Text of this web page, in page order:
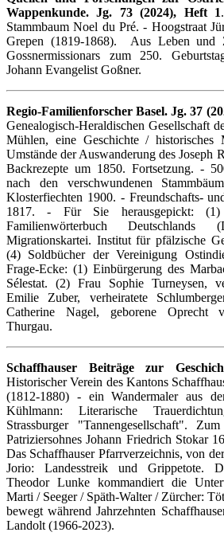
Wappenkunde. Jg. 73 (2024), Heft 1
Stammbaum Noel du Pré. - Hoogstraat
Grepen (1819-1868). Aus Leben und
Gossnermissionars zum 250.
Johann Evangelist Goßner.
Regio-Familienforscher Basel. Jg. 37
Genealogisch-Heraldischen Gesellschaft
Mühlen, eine Geschichte /
Umstände der Auswanderung des
Backrezepte um 1850. Fortsetzung. -
nach den verschwundenen
Klosterfiechten 1900. - Freundschafts-
1817. - Für Sie herausgepickt:
Familienwörterbuch
Migrationskartei. Institut für pfälzische
(4) Soldbücher der Vereinigung
Frage-Ecke: (1) Einbürgerung des
Sélestat. (2) Frau Sophie Turneysen,
Emilie Zuber, verheiratete
Catherine Nagel, geborene Oprecht
Thurgau.
Schaffhauser Beiträge zur
Historischer Verein des Kantons
(1812-1880) - ein Wandermaler aus
Kühlmann: Literarische
Strassburger "Tannengesellschaft".
Patriziersohnes Johann Friedrich Stokar
Das Schaffhauser Pfarrverzeichnis, von
Jorio: Landesstreik und Grippetote.
Theodor Lunke kommandiert die
Marti / Seeger / Späth-Walter / Zürcher:
bewegt während Jahrzehnten
Landolt (1966-2023).